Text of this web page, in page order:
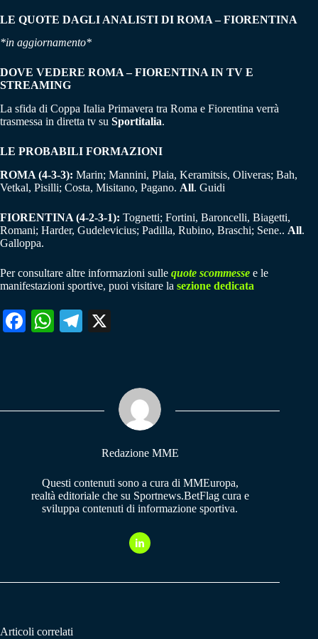
LE QUOTE DAGLI ANALISTI DI ROMA – FIORENTINA
*in aggiornamento*
DOVE VEDERE ROMA – FIORENTINA IN TV E
STREAMING
La sfida di Coppa Italia Primavera tra Roma e Fiorentina verrà
trasmessa in diretta tv su Sportitalia.
LE PROBABILI FORMAZIONI
ROMA (4-3-3): Marin; Mannini, Plaia, Keramitsis, Oliveras; Bah,
Vetkal, Pisilli; Costa, Misitano, Pagano. All. Guidi
FIORENTINA (4-2-3-1): Tognetti; Fortini, Baroncelli, Biagetti,
Romani; Harder, Gudelevicius; Padilla, Rubino, Braschi; Sene.. All.
Galloppa.
Per consultare altre informazioni sulle quote scommesse e le
manifestazioni sportive, puoi visitare la sezione dedicata
Fa W
pp
Te
m
Redazione MME
Questi contenuti sono a cura di MMEuropa,
realtà editoriale che su Sportnews.BetFlag cura e
sviluppa contenuti di informazione sportiva.
Articoli correlati